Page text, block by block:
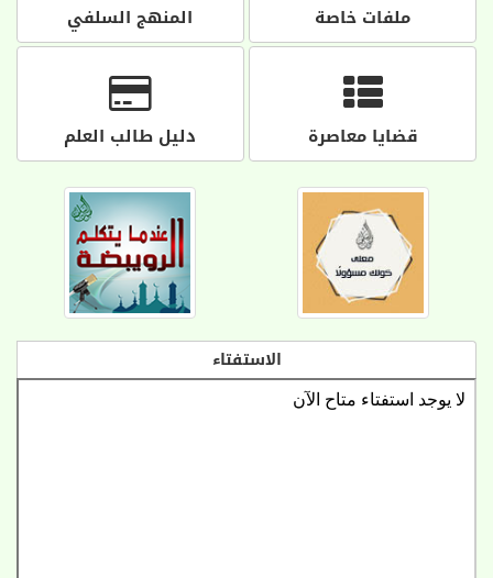
ملفات خاصة المنهج السلفي
قضايا معاصرة دليل طالب العلم
الاستفتاء